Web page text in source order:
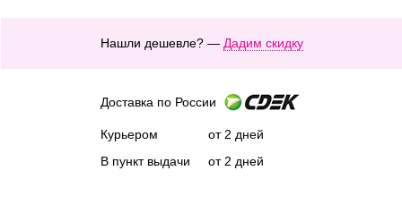
Нашли дешевле? — Дадим скидку
Доставка по России
Курьером
В пункт выдачи
от 2 дней
от 2 дней